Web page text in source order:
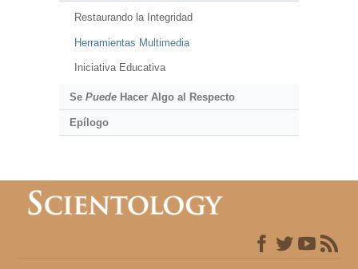
Restaurando la Integridad
Herramientas Multimedia
Iniciativa Educativa
Se PuedeHacer Algo al Respecto
Epílogo